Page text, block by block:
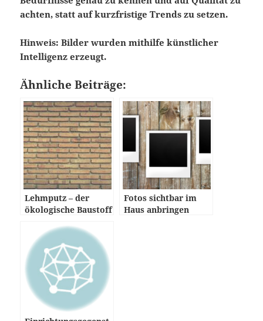
achten, statt auf kurzfristige Trends zu setzen.
Hinweis: Bilder wurden mithilfe künstlicher
Intelligenz erzeugt.
Ähnliche Beiträge:
Lehmputz – der
ökologische Baustoff
Fotos sichtbar im
Haus anbringen